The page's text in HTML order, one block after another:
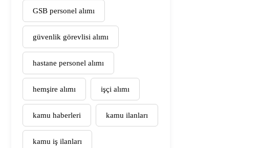
GSB personel alımı
güvenlik görevlisi alımı
hastane personel alımı
hemşire alımı işçi alımı
kamu haberleri kamu ilanları
kamu iş ilanları